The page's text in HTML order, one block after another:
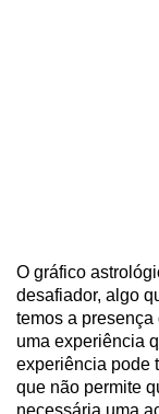
O gráfico
desafiador, algo
temos a
uma experiência
experiência pode
que não permite
necessária uma